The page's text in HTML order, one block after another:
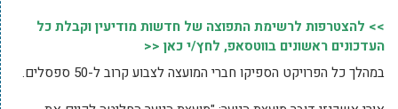
>> להצטרפות לרשימת התפוצה של חדשות מודיעין וקבלת כל
העדכונים ראשונים בווטסאפ, לחץ/י כאן <<
במהלך כל הפרויקט הספיקו חברי המועצה לצבוע קרוב ל-50 ספסלים.